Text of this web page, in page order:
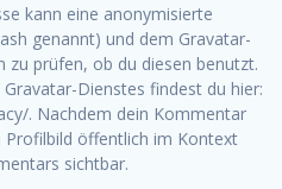
kann eine anonymisierte
genannt) und dem Gravatar-
zu prüfen, ob du diesen benutzt.
Dienstes findest du hier:
. Nachdem dein Kommentar
öffentlich im Kontext
sichtbar.